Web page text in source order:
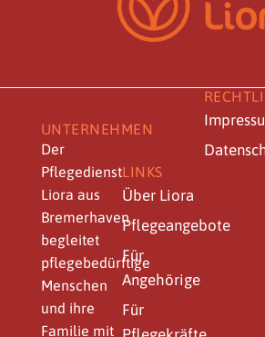
UNTERNEHMEN
Der
Pflegedienst
Liora aus
Bremerhaven
begleitet
pflegebedürftige
Menschen
und ihre
Familie mit
LINKS
Über Liora
Pflegeangebote
Für
Angehörige
Für